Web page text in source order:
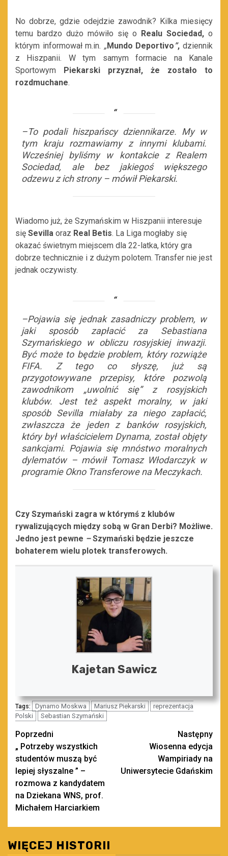
No dobrze, gdzie odejdzie zawodnik? Kilka miesięcy
temu bardzo dużo mówiło się o
Realu Sociedad, o
którym informował m.in. „Mundo Deportivo ”,dziennik
z Hiszpanii. W tym samym formacie na Kanale
Sportowym
Piekarski przyznał, że zostało to
rozdmuchane.
–To podali hiszpańscy dziennikarze. My w
tym kraju rozmawiamy z innymi klubami.
Wcześniej byliśmy w kontakcie z Realem
Sociedad, ale bez jakiegoś większego
odzewu z ich strony– mówił Piekarski.
Wiadomo już, że Szymańskim w Hiszpanii interesuje
się Sevilla oraz Real Betis. La Liga mogłaby się
okazać świetnym miejscem dla 22-latka, który gra
dobrze technicznie i z dużym polotem. Transfer nie jest
jednak oczywisty.
–Pojawia się jednak zasadniczy problem, w
jaki sposób zapłacić za Sebastiana
Szymańskiego w obliczu rosyjskiej inwazji.
Być może to będzie problem, który rozwiąże
FIFA. Z tego co słyszę, już są
przygotowywane przepisy, które pozwolą
zawodnikom „uwolnić się” z rosyjskich
klubów. Jest też aspekt moralny, w jaki
sposób Sevilla miałaby za niego zapłacić,
zwłaszcza że jeden z banków rosyjskich,
który był właścicielem Dynama, został objęty
sankcjami. Pojawia się mnóstwo moralnych
dylematów –mówił Tomasz Włodarczyk w
programie Okno Transferowe na Meczykach.
Czy Szymański zagra w którymś z klubów
rywalizujących między sobą w Gran Derbi? Możliwe.
Jedno jest pewne –Szymański będzie jeszcze
bohaterem wielu plotek transferowych.
Kajetan Sawicz
Tags: Dynamo Moskwa Mariusz Piekarski
reprezentacja
Polski
Sebastian Szymański
Zobacz
wpisy
Poprzedni
„ Potrzeby wszystkich
studentów muszą być
lepiej słyszalne ” –
rozmowa z kandydatem
na Dziekana WNS, prof.
Michałem Harciarkiem
Następny
Wiosenna edycja
Wampiriady na
Uniwersytecie Gdańskim
WIĘCEJ HISTORII